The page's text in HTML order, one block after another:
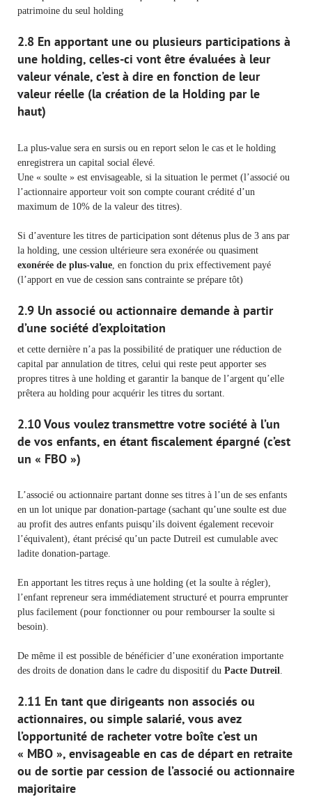
patrimoine du seul holding
2.8 En apportant une ou plusieurs participations à
une holding, celles-ci vont être évaluées à leur
valeur vénale, c’est à dire en fonction de leur
valeur réelle (la création de la Holding par le
haut)
La plus-value sera en sursis ou en report selon le cas et le holding
enregistrera un capital social élevé.
Une « soulte » est envisageable, si la situation le permet (l’associé ou
l’actionnaire apporteur voit son compte courant crédité d’un
maximum de 10% de la valeur des titres).
Si d’aventure les titres de participation sont détenus plus de 3 ans par
la holding, une cession ultérieure sera exonérée ou quasiment
exonérée de plus-value , en fonction du prix effectivement payé
(l’apport en vue de cession sans contrainte se prépare tôt)
2.9 Un associé ou actionnaire demande à partir
d’une société d’exploitation
et cette dernière n’a pas la possibilité de pratiquer une réduction de
capital par annulation de titres, celui qui reste peut apporter ses
propres titres à une holding et garantir la banque de l’argent qu’elle
prêtera au holding pour acquérir les titres du sortant.
2.10 Vous voulez transmettre votre société à l’un
de vos enfants, en étant fiscalement épargné (c’est
un « FBO »)
L’associé ou actionnaire partant donne ses titres à l’un de ses enfants
en un lot unique par donation-partage (sachant qu’une soulte est due
au profit des autres enfants puisqu’ils doivent également recevoir
l’équivalent), étant précisé qu’un pacte Dutreil est cumulable avec
ladite donation-partage.
En apportant les titres reçus à une holding (et la soulte à régler),
l’enfant repreneur sera immédiatement structuré et pourra emprunter
plus facilement (pour fonctionner ou pour rembourser la soulte si
besoin).
De même il est possible de bénéficier d’une exonération importante
des droits de donation dans le cadre du dispositif du Pacte Dutreil
2.11 En tant que dirigeants non associés ou
actionnaires, ou simple salarié, vous avez
l’opportunité de racheter votre boîte c’est un
« MBO », envisageable en cas de départ en retraite
ou de sortie par cession de l’associé ou actionnaire
majoritaire